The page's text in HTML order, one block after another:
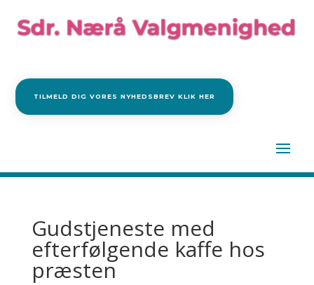
TILMELD DIG VORES NYHEDSBREV KLIK HER
Gudstjeneste med
efterfølgende kaffe hos
præsten